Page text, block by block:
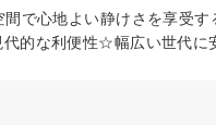
間で心地よい静けさを享受
的な利便性☆幅広い世代に